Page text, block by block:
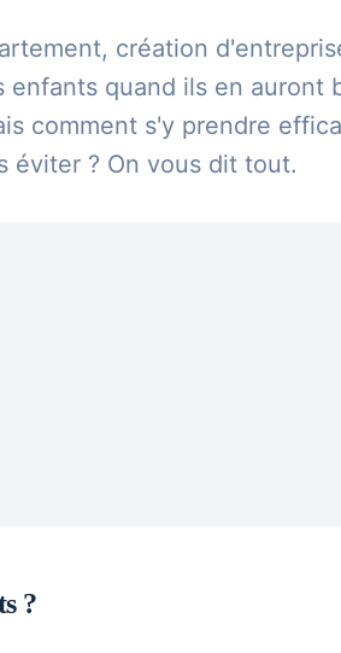
création
quand ils en auront
comment s'y prendre
éviter ? On vous dit tout.
?